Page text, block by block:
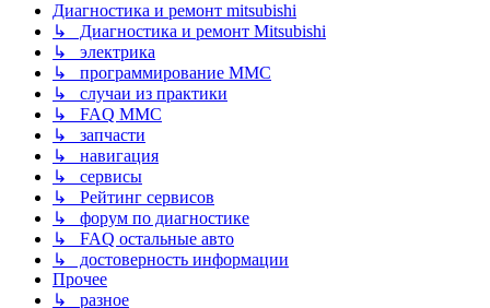
Диагностика и ремонт mitsubishi
↳ Диагностика и ремонт Mitsubishi
↳ электрика
↳ программирование MMC
↳ случаи из практики
↳ FAQ MMC
↳ запчасти
↳ навигация
↳ сервисы
↳ Рейтинг сервисов
↳ форум по диагностике
↳ FAQ остальные авто
↳ достоверность информации
Прочее
↳ разное